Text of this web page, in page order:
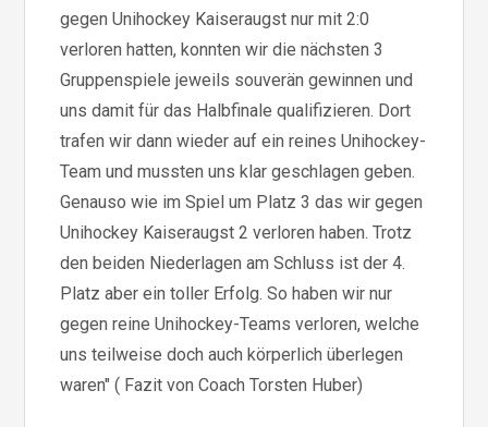
gegen Unihockey Kaiseraugst nur mit 2:0
verloren hatten, konnten wir die nächsten 3
Gruppenspiele jeweils souverän gewinnen und
uns damit für das Halbfinale qualifizieren. Dort
trafen wir dann wieder auf ein reines Unihockey-
Team und mussten uns klar geschlagen geben.
Genauso wie im Spiel um Platz 3 das wir gegen
Unihockey Kaiseraugst 2 verloren haben. Trotz
den beiden Niederlagen am Schluss ist der 4.
Platz aber ein toller Erfolg. So haben wir nur
gegen reine Unihockey-Teams verloren, welche
uns teilweise doch auch körperlich überlegen
waren" ( Fazit von Coach Torsten Huber)